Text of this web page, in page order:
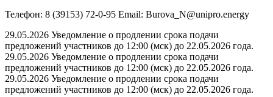
Телефон: 8 (39153) 72-0-95 Email: Burova_N@unipro.energy
29.05.2026 Уведомление о продлении срока подачи
предложений участников до 12:00 (мск) до 22.05.2026 года.
29.05.2026 Уведомление о продлении срока подачи
предложений участников до 12:00 (мск) до 22.05.2026 года.
29.05.2026 Уведомление о продлении срока подачи
предложений участников до 12:00 (мск) до 22.05.2026 года.